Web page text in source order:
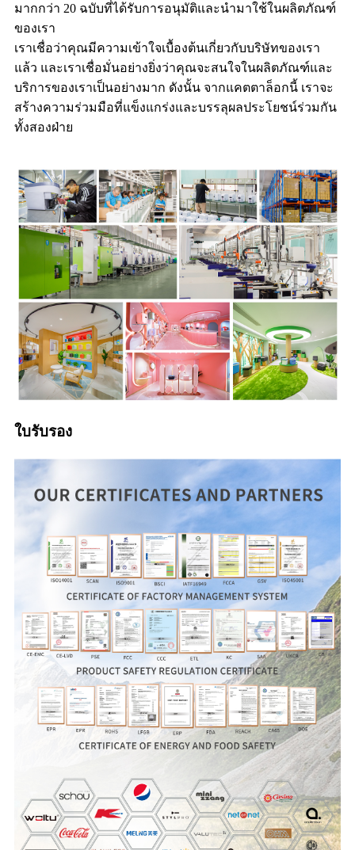
มากกว่า 20 ฉบับที่ได้รับการอนุมัติและนำมาใช้ในผลิตภัณฑ์
ของเรา
เราเชื่อว่าคุณมีความเข้าใจเบื้องต้นเกี่ยวกับบริษัทของเรา
แล้ว และเราเชื่อมั่นอย่างยิ่งว่าคุณจะสนใจในผลิตภัณฑ์และ
บริการของเราเป็นอย่างมาก ดังนั้น จากแคตตาล็อกนี้ เราจะ
สร้างความร่วมมือที่แข็งแกร่งและบรรลุผลประโยชน์ร่วมกัน
ทั้งสองฝ่าย
ใบรับรอง